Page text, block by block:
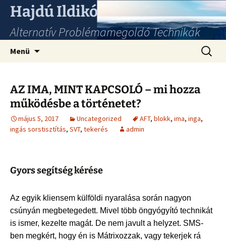
Hajdú Ildikó
Alternatív Problémamegoldó Technikák
Menü
AZ IMA, MINT KAPCSOLÓ – mi hozza
működésbe a történetet?
május 5, 2017 Uncategorized AFT, blokk, ima, inga,
ingás sorstisztítás, SVT, tekerés admin
Gyors segítség kérése
Az egyik kliensem külföldi nyaralása során nagyon
csúnyán megbetegedett. Mivel több öngyógyító technikát
is ismer, kezelte magát. De nem javult a helyzet. SMS-
ben megkért, hogy én is Mátrixozzak, vagy tekerjek rá